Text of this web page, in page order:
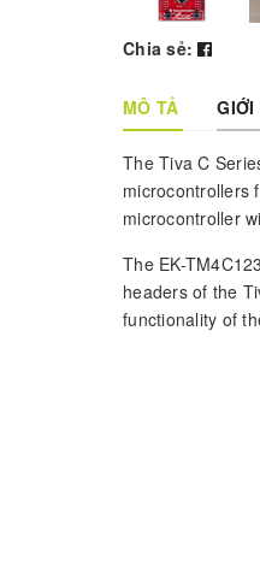
Chia sẻ:
MÔ TẢ GIỚI
The Tiva C
microcontrollers
microcontroller
The EK-
headers of the
functionality of